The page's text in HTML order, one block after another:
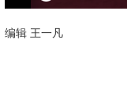
编辑 王一凡